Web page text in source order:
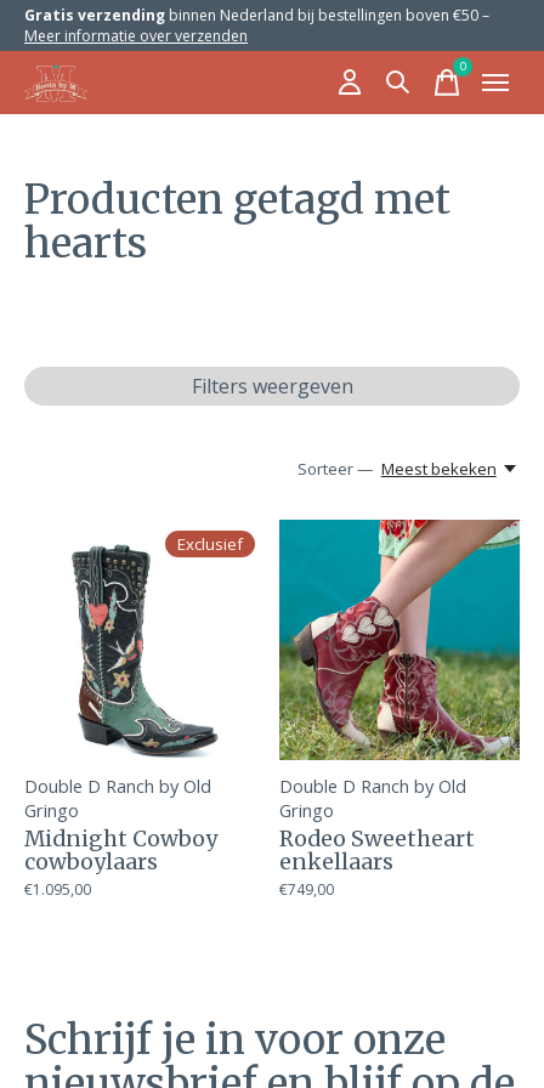
Gratis verzending binnen Nederland bij bestellingen boven €50 –
Meer informatie over verzenden
0items
Producten getagd met
hearts
Filters weergeven
Sorteer — Meest bekeken
Exclusief
Double D Ranch by Old
Gringo
Midnight Cowboy
cowboylaars
€1.095,00
Double D Ranch by Old
Gringo
Rodeo Sweetheart
enkellaars
€749,00
Schrijf je in voor onze